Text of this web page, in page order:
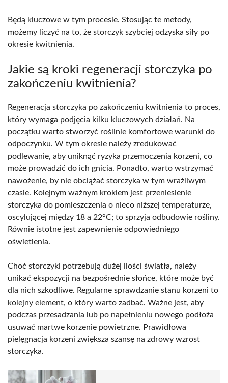
Będą kluczowe w tym procesie. Stosując te metody,
możemy liczyć na to, że storczyk szybciej odzyska siły po
okresie kwitnienia.
Jakie są kroki regeneracji storczyka po
zakończeniu kwitnienia?
Regeneracja storczyka po zakończeniu kwitnienia to proces,
który wymaga podjęcia kilku kluczowych działań. Na
początku warto stworzyć roślinie komfortowe warunki do
odpoczynku. W tym okresie należy zredukować
podlewanie, aby uniknąć ryzyka przemoczenia korzeni, co
może prowadzić do ich gnicia. Ponadto, warto wstrzymać
nawożenie, by nie obciążać storczyka w tym wrażliwym
czasie. Kolejnym ważnym krokiem jest przeniesienie
storczyka do pomieszczenia o nieco niższej temperaturze,
oscylującej między 18 a 22°C; to sprzyja odbudowie rośliny.
Równie istotne jest zapewnienie odpowiedniego
oświetlenia.
Choć storczyki potrzebują dużej ilości światła, należy
unikać ekspozycji na bezpośrednie słońce, które może być
dla nich szkodliwe. Regularne sprawdzanie stanu korzeni to
kolejny element, o który warto zadbać. Ważne jest, aby
podczas przesadzania lub po napełnieniu nowego podłoża
usuwać martwe korzenie powietrzne. Prawidłowa
pielęgnacja korzeni zwiększa szansę na zdrowy wzrost
storczyka.